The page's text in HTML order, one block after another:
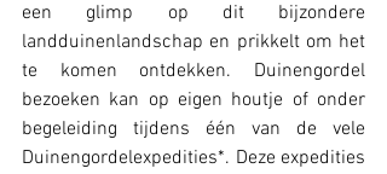
een glimp op dit bijzondere
landduinenlandschap en prikkelt om het
te komen ontdekken. Duinengordel
bezoeken kan op eigen houtje of onder
begeleiding tijdens één van de vele
Duinengordelexpedities*. Deze expedities